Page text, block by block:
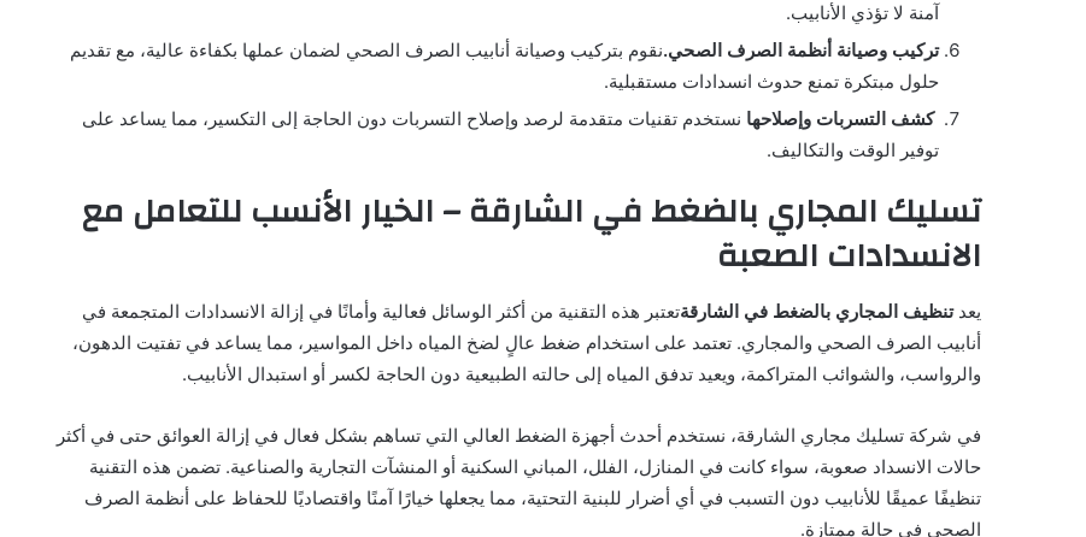
آمنة لا تؤذي الأنابيب.
تركيب وصيانة أنظمة الصرف الصحي.نقوم بتركيب وصيانة أنابيب الصرف الصحي لضمان عملها بكفاءة عالية، مع تقديم
حلول مبتكرة تمنع حدوث انسدادات مستقبلية.
كشف التسربات وإصلاحها نستخدم تقنيات متقدمة لرصد وإصلاح التسربات دون الحاجة إلى التكسير، مما يساعد على
توفير الوقت والتكاليف.
تسليك المجاري بالضغط في الشارقة – الخيار الأنسب للتعامل مع
الانسدادات الصعبة
يعدتنظيف المجاري بالضغط في الشارقةتعتبر هذه التقنية من أكثر الوسائل فعالية وأمانًا في إزالة الانسدادات المتجمعة في
أنابيب الصرف الصحي والمجاري. تعتمد على استخدام ضغط عالٍ لضخ المياه داخل المواسير، مما يساعد في تفتيت الدهون،
والرواسب، والشوائب المتراكمة، ويعيد تدفق المياه إلى حالته الطبيعية دون الحاجة لكسر أو استبدال الأنابيب.
في شركة تسليك مجاري الشارقة، نستخدم أحدث أجهزة الضغط العالي التي تساهم بشكل فعال في إزالة العوائق حتى في أكثر
حالات الانسداد صعوبة، سواء كانت في المنازل، الفلل، المباني السكنية أو المنشآت التجارية والصناعية. تضمن هذه التقنية
تنظيفًا عميقًا للأنابيب دون التسبب في أي أضرار للبنية التحتية، مما يجعلها خيارًا آمنًا واقتصاديًا للحفاظ على أنظمة الصرف
الصحي في حالة ممتازة.